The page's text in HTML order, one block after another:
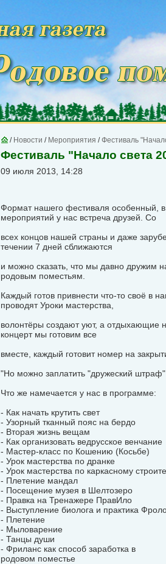
/ Новости / Мероприятия /Фестиваль
Фестиваль "Начало света
09 июля 2013, 14:28
Формат нашего фестиваля особенный, в
мероприятий у нас встреча друзей. Со
всех концов нашей страны и даже
течении 7 дней сближаются
и можно сказать, что мы давно дружим
родовым поместьям.
Каждый готов привнести что-то своё в
проводят Уроки мастерства,
волонтёры создают уют, а отдыхающие
концерт мы готовим все
вместе, каждый готовит номер на
"Но можно заплатить "дружеский
Что же намечается у нас в программе:
- Как начать крутить свет
- Узорный тканный пояс на бердо
- Вторая жизнь вещам
- Как организовать ведрусское венчание
- Мастер-класс по Кошению (Косьбе)
- Урок мастерства по дранке
- Урок мастерства по каркасному
- Плетение мандал
- Посещение музея в Шелтозеро
- Правка на Тренажере ПравИло
- Выступление биолога и практика
- Плетение
- Мыловарение
- Танцы души
- Фриланс как способ заработка в
родовом поместье